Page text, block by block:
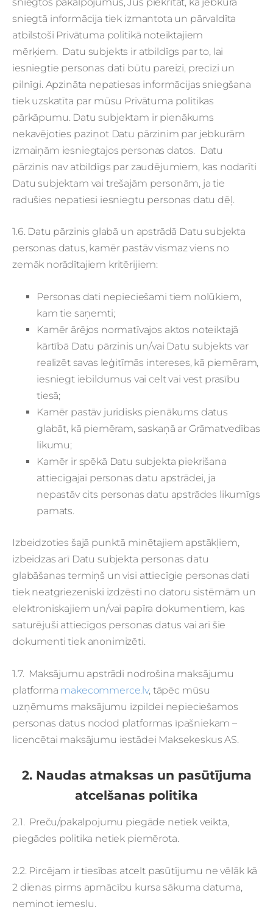
sniegtā informācija tiek izmantota un pārvaldīta
atbilstoši Privātuma politikā noteiktajiem
mērķiem. Datu subjekts ir atbildīgs par to, lai
iesniegtie personas dati būtu pareizi, precīzi un
pilnīgi. Apzināta nepatiesas informācijas sniegšana
tiek uzskatīta par mūsu Privātuma politikas
pārkāpumu. Datu subjektam ir pienākums
nekavējoties paziņot Datu pārzinim par jebkurām
izmaiņām iesniegtajos personas datos. Datu
pārzinis nav atbildīgs par zaudējumiem, kas nodarīti
Datu subjektam vai trešajām personām, ja tie
radušies nepatiesi iesniegtu personas datu dēļ.
1.6. Datu pārzinis glabā un apstrādā Datu subjekta
personas datus, kamēr pastāv vismaz viens no
zemāk norādītajiem kritērijiem:
Personas dati nepieciešami tiem nolūkiem,
kam tie saņemti;
Kamēr ārējos normatīvajos aktos noteiktajā
kārtībā Datu pārzinis un/vai Datu subjekts var
realizēt savas leģitīmās intereses, kā piemēram,
iesniegt iebildumus vai celt vai vest prasību
tiesā;
Kamēr pastāv juridisks pienākums datus
glabāt, kā piemēram, saskaņā ar Grāmatvedības
likumu;
Kamēr ir spēkā Datu subjekta piekrišana
attiecīgajai personas datu apstrādei, ja
nepastāv cits personas datu apstrādes likumīgs
pamats.
Izbeidzoties šajā punktā minētajiem apstākļiem,
izbeidzas arī Datu subjekta personas datu
glabāšanas termiņš un visi attiecīgie personas dati
tiek neatgriezeniski izdzēsti no datoru sistēmām un
elektroniskajiem un/vai papīra dokumentiem, kas
saturējuši attiecīgos personas datus vai arī šie
dokumenti tiek anonimizēti.
1.7. Maksājumu apstrādi nodrošina maksājumu
platforma makecommerce.lv, tāpēc mūsu
uzņēmums maksājumu izpildei nepieciešamos
personas datus nodod platformas īpašniekam –
licencētai maksājumu iestādei Maksekeskus AS.
2. Naudas atmaksas un pasūtījuma
atcelšanas politika
2.1. Preču/pakalpojumu piegāde netiek veikta,
piegādes politika netiek piemērota.
2.2. Pircējam ir tiesības atcelt pasūtījumu ne vēlāk kā
2 dienas pirms apmācību kursa sākuma datuma,
neminot iemeslu.